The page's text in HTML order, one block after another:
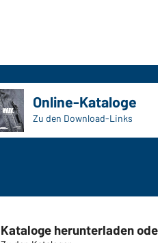
Online-Kataloge
Zu den Download-Links
Kataloge herunterladen